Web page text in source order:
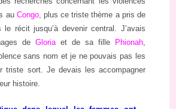
au Congo, plus ce triste thème a pris de
le récit jusqu’à devenir central. J’avais
deGloriaet de sa fille Phionah,
sans nom et je ne pouvais pas les
triste sort. Je devais les accompagner
histoire.